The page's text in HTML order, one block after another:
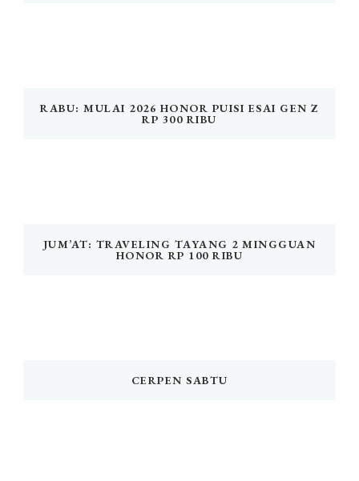
RABU: MULAI 2026 HONOR PUISI ESAI GEN Z
RP 300 RIBU
JUM’AT: TRAVELING TAYANG 2 MINGGUAN
HONOR RP 100 RIBU
CERPEN SABTU